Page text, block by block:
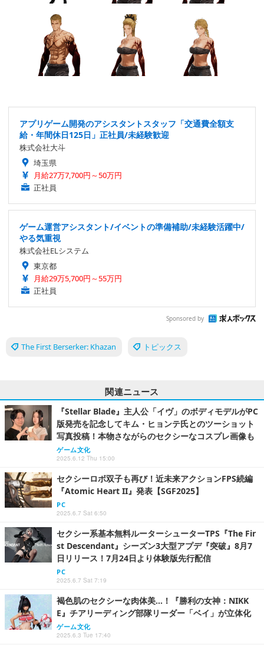
アプリゲーム開発のアシスタントスタッフ「交通費全額支
給・年間休日125日」正社員/未経験歓迎
株式会社大斗
埼玉県
月給27万7,700円～50万円
正社員
ゲーム運営アシスタント/イベントの準備補助/未経験活躍中/
やる気重視
株式会社ELシステム
東京都
月給29万5,700円～55万円
正社員
Sponsored by
The First Berserker: Khazan トピックス
関連ニュース
『Stellar Blade』主人公「イヴ」のボディモデルがPC
版発売を記念してキム・ヒョンテ氏とのツーショット
写真投稿！本物さながらのセクシーなコスプレ画像も
ゲーム文化
2025.6.12 Thu 15:00
セクシーロボ双子も再び！近未来アクションFPS続編
『Atomic Heart II』発表【SGF2025】
PC
2025.6.7 Sat 6:50
セクシー系基本無料ルーターシューターTPS『The Fir
st Descendant』シーズン3大型アプデ『突破』8月7
日リリース！7月24日より体験版先行配信
PC
2025.6.7 Sat 7:19
褐色肌のセクシーな肉体美…！『勝利の女神：NIKK
E』チアリーディング部隊リーダー「ベイ」が立体化
ゲーム文化
2025.6.3 Tue 17:40